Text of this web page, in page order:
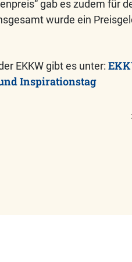
gab es zudem für
wurde ein
EKKW gibt es unter:
Inspirationstag